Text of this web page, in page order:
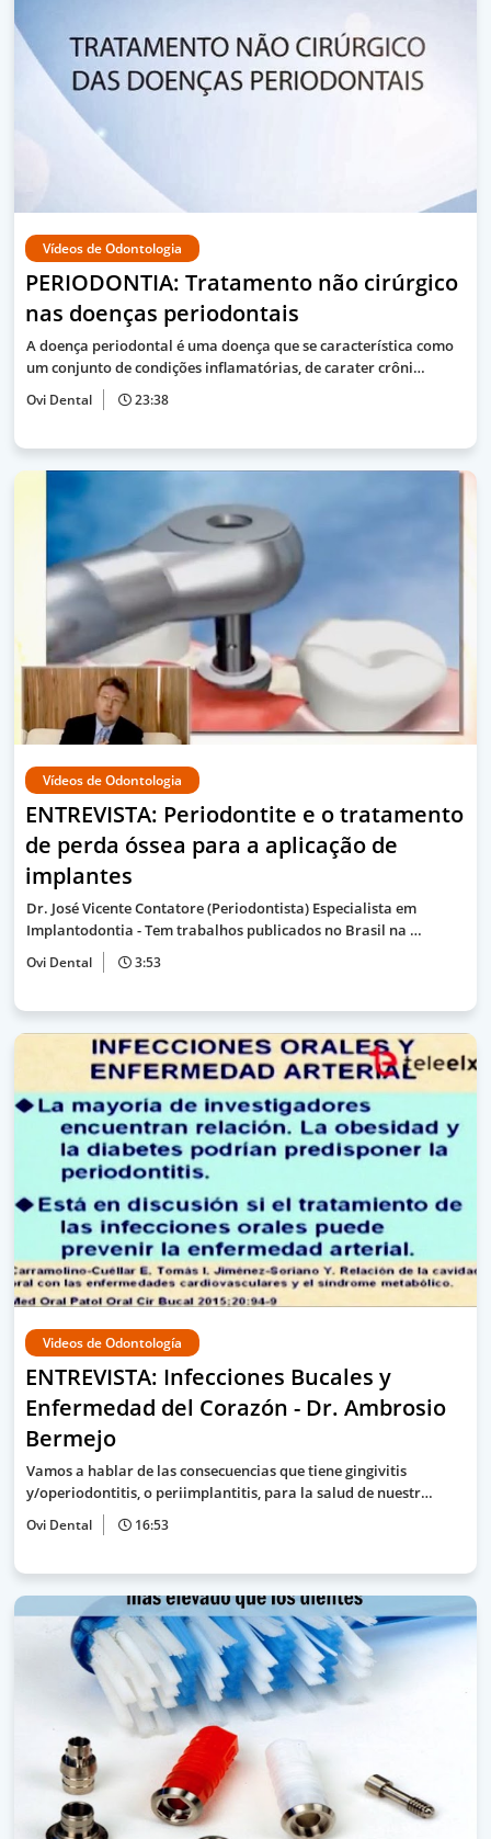
Vídeos de Odontologia
PERIODONTIA: Tratamento não cirúrgico
nas doenças periodontais
A doença periodontal é uma doença que se característica como
um conjunto de condições inflamatórias, de carater crôni…
Ovi Dental 23:38
Vídeos de Odontologia
ENTREVISTA: Periodontite e o tratamento
de perda óssea para a aplicação de
implantes
Dr. José Vicente Contatore (Periodontista) Especialista em
Implantodontia - Tem trabalhos publicados no Brasil na …
Ovi Dental 3:53
Videos de Odontología
ENTREVISTA: Infecciones Bucales y
Enfermedad del Corazón - Dr. Ambrosio
Bermejo
Vamos a hablar de las consecuencias que tiene gingivitis
y/operiodontitis, o periimplantitis, para la salud de nuestr…
Ovi Dental 16:53